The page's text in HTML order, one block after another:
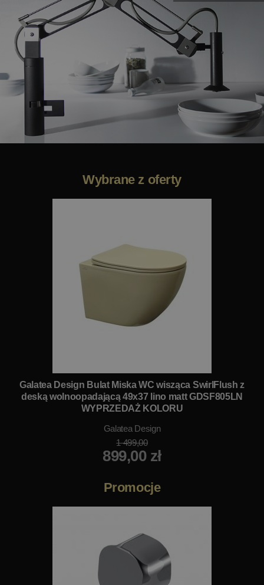
Wybrane z oferty
Galatea Design Bulat Miska WC wisząca SwirlFlush z
deską wolnoopadającą 49x37 lino matt GDSF805LN
WYPRZEDAŻ KOLORU
Galatea Design
1 499,00
899,00 zł
Promocje